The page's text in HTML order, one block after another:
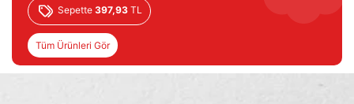
Sepette 397,93 TL
Tüm Ürünleri Gör